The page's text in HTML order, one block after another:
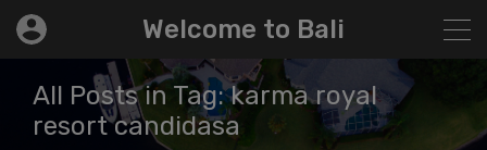
Welcome to Bali
All Posts in Tag: karma royal
resort candidasa